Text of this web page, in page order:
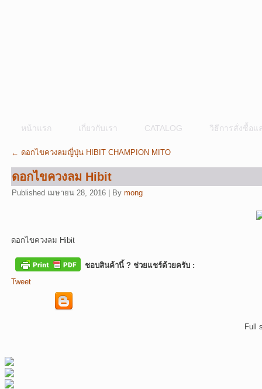
หน้าแรก เกี่ยวกับเรา CATALOG วิธีการสั่งซื้อแ
← ดอกไขควงลมญี่ปุ่น HIBIT CHAMPION MITO
ดอกไขควงลม Hibit
Published เมษายน 28, 2016 By mong
ดอกไขควงลม Hibit
ชอบสินค้านี้ ? ช่วยแชร์ด้วยครับ :
Tweet
Full